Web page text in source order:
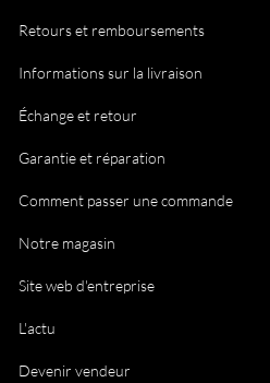
Retours et remboursements
Informations sur la livraison
Échange et retour
Garantie et réparation
Comment passer une commande
Notre magasin
Site web d'entreprise
L'actu
Devenir vendeur